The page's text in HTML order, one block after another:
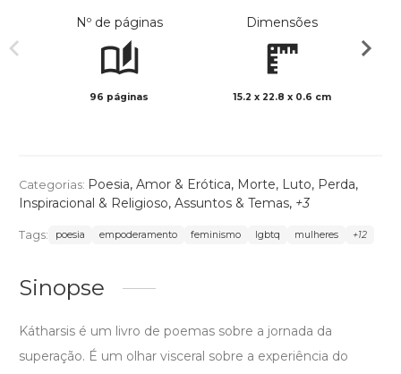
Nº de páginas
96 páginas
Dimensões
15.2 x 22.8 x 0.6 cm
Categorias: Poesia, Amor & Erótica, Morte, Luto, Perda,
Inspiracional & Religioso, Assuntos & Temas, +3
Tags: poesia empoderamento feminismo lgbtq mulheres +12
Sinopse
Kátharsis é um livro de poemas sobre a jornada da
superação. É um olhar visceral sobre a experiência do